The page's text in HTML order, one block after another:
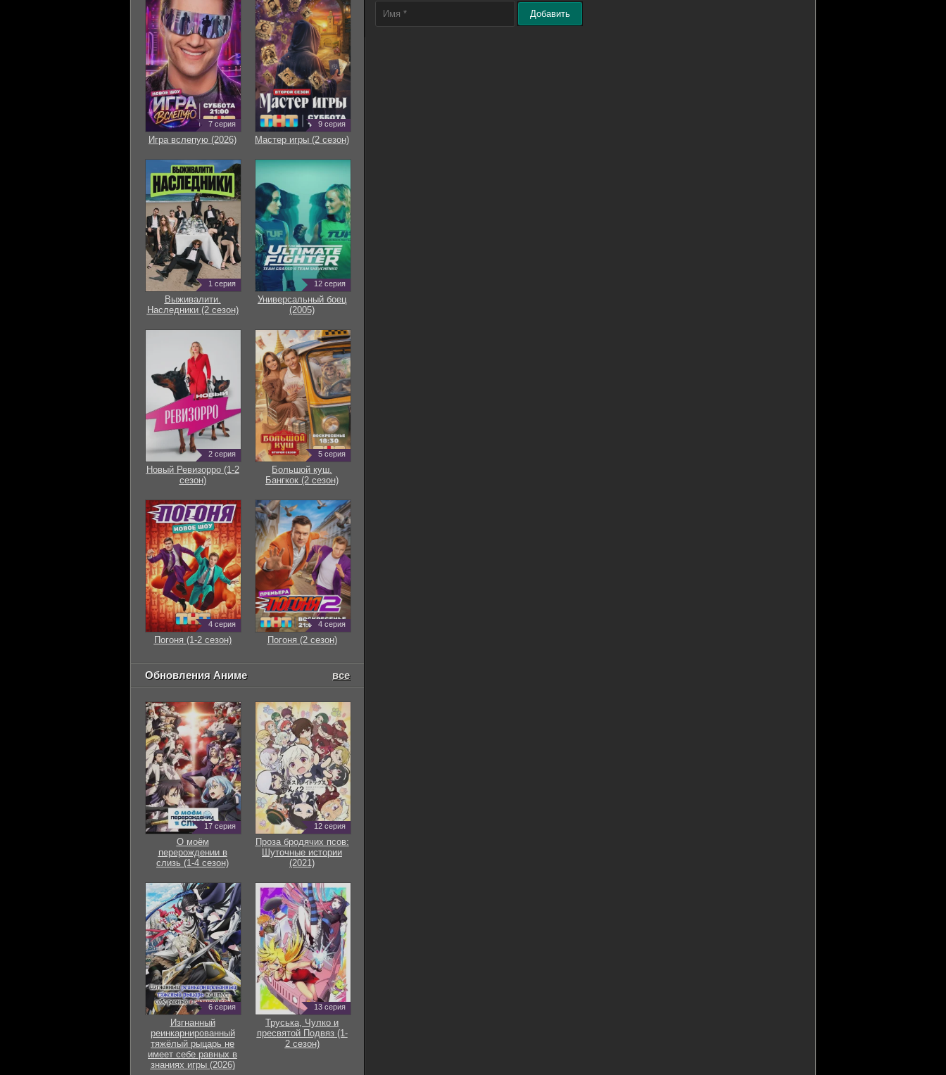
Добавить
7 серия
Игра вслепую (2026)
9 серия
Мастер игры (2 сезон)
1 серия
Выживалити.
Наследники (2 сезон)
12 серия
Универсальный боец
(2005)
2 серия
Новый Ревизорро (1-2
сезон)
5 серия
Большой куш.
Бангкок (2 сезон)
4 серия
Погоня (1-2 сезон)
4 серия
Погоня (2 сезон)
Обновления Аниме все
17 серия
О моём
перерождении в
слизь (1-4 сезон)
12 серия
Проза бродячих псов:
Шуточные истории
(2021)
6 серия
Изгнанный
реинкарнированный
тяжёлый рыцарь не
имеет себе равных в
знаниях игры (2026)
13 серия
Труська, Чулко и
пресвятой Подвяз (1-
2 сезон)